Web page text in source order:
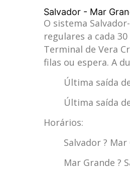
Salvador - Mar
O sistema
regulares a cada
Terminal de Vera
filas ou espera. A
Última saída
Última saída
Horários:
Salvador ? Mar
Mar Grande ?